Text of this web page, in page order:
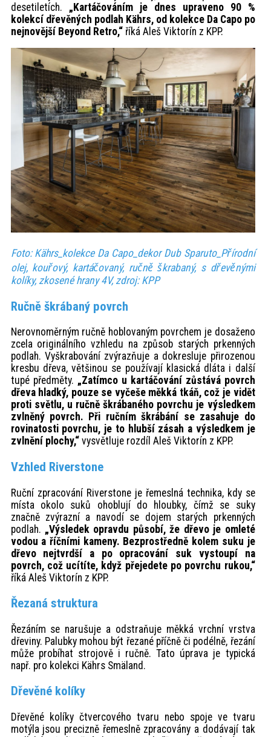
desetiletích. „Kartáčováním je dnes upraveno 90 %
kolekcí dřevěných podlah Kährs, od kolekce Da Capo po
nejnovější Beyond Retro,“říká Aleš Viktorín z KPP.
Foto: Kährs_kolekce Da Capo_dekor Dub Sparuto_Přírodní
olej, kouřový, kartáčovaný, ručně škrabaný, s dřevěnými
kolíky, zkosené hrany 4V, zdroj: KPP
Ručně škrábaný povrch
Nerovnoměrným ručně hoblovaným povrchem je dosaženo
zcela originálního vzhledu na způsob starých prkenných
podlah. Vyškrabování zvýrazňuje a dokresluje přirozenou
kresbu dřeva, většinou se používají klasická dláta i další
tupé předměty. „Zatímco u kartáčování zůstává povrch
dřeva hladký, pouze se vyčeše měkká tkáň, což je vidět
proti světlu, u ručně škrábaného povrchu je výsledkem
zvlněný povrch. Při ručním škrábání se zasahuje do
rovinatosti povrchu, je to hlubší zásah a výsledkem je
zvlnění plochy,“ vysvětluje rozdíl Aleš Viktorín z KPP.
Vzhled Riverstone
Ruční zpracování Riverstone je řemeslná technika, kdy se
místa okolo suků ohoblují do hloubky, čímž se suky
značně zvýrazní a navodí se dojem starých prkenných
podlah. „Výsledek opravdu působí, že dřevo je omleté
vodou a říčními kameny. Bezprostředně kolem suku je
dřevo nejtvrdší a po opracování suk vystoupí na
povrch, což ucítíte, když přejedete po povrchu rukou,“
říká Aleš Viktorín z KPP.
Řezaná struktura
Řezáním se narušuje a odstraňuje měkká vrchní vrstva
dřeviny. Palubky mohou být řezané příčně či podélně, řezání
může probíhat strojově i ručně. Tato úprava je typická
např. pro kolekci Kährs Smäland.
Dřevěné kolíky
Dřevěné kolíky čtvercového tvaru nebo spoje ve tvaru
motýla jsou precizně řemeslně zpracovány a dodávají tak